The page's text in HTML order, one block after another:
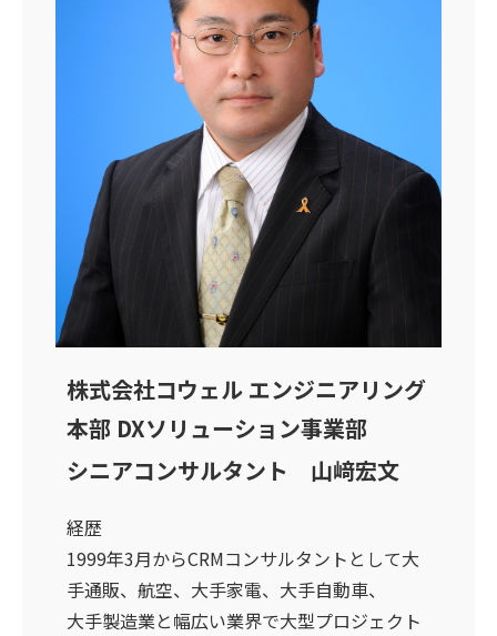
株式会社コウェル エンジニアリング
本部 DXソリューション事業部
シニアコンサルタント 山﨑宏文
経歴
1999年3月からCRMコンサルタントとして大
手通販、航空、大手家電、大手自動車、
大手製造業と幅広い業界で大型プロジェクト